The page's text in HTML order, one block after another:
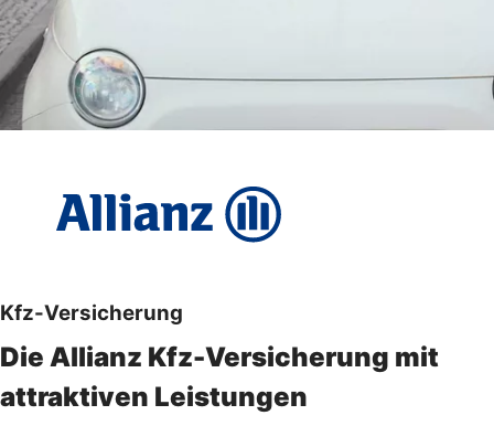
Kfz-Versicherung
Die Allianz Kfz-Versicherung mit
attraktiven Leistungen